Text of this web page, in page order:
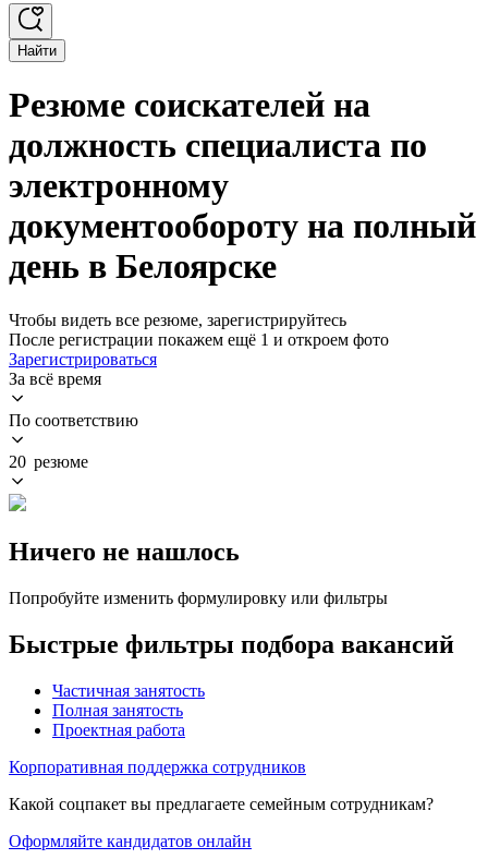
Найти
Резюме соискателей на
должность специалиста по
электронному
документообороту на полный
день в Белоярске
Чтобы видеть все резюме, зарегистрируйтесь
После регистрации покажем ещё 1 и откроем фото
Зарегистрироваться
За всё время
По соответствию
20 резюме
Ничего не нашлось
Попробуйте изменить формулировку или фильтры
Быстрые фильтры подбора вакансий
Частичная занятость
Полная занятость
Проектная работа
Корпоративная поддержка сотрудников
Какой соцпакет вы предлагаете семейным сотрудникам?
Оформляйте кандидатов онлайн